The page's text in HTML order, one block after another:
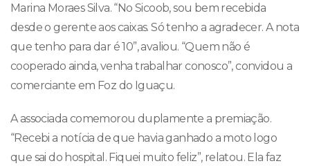
Marina Moraes Silva. “No Sicoob, sou bem recebida
desde o gerente aos caixas. Só tenho a agradecer. A nota
que tenho para dar é 10”, avaliou. “Quem não é
cooperado ainda, venha trabalhar conosco”, convidou a
comerciante em Foz do Iguaçu.
A associada comemorou duplamente a premiação.
“Recebi a notícia de que havia ganhado a moto logo
que sai do hospital. Fiquei muito feliz”, relatou. Ela faz